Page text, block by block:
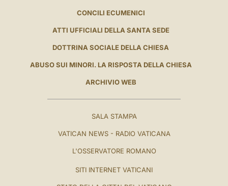
CONCILI ECUMENICI
ATTI UFFICIALI DELLA SANTA SEDE
DOTTRINA SOCIALE DELLA CHIESA
ABUSO SUI MINORI. LA RISPOSTA DELLA CHIESA
ARCHIVIO WEB
SALA STAMPA
VATICAN NEWS - RADIO VATICANA
L'OSSERVATORE ROMANO
SITI INTERNET VATICANI